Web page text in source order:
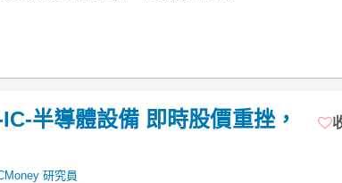
半導體設備 即時股價重挫，
研究員